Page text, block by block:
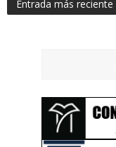
Entrada más reciente